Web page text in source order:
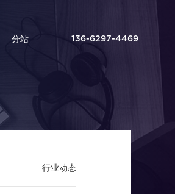
分站 136-6297-4469
吗？
行业动态